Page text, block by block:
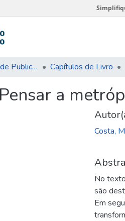
Navegar por Tipo de Publicação Capítulos de Livro
Pensar a
Costa,
No
são
Em